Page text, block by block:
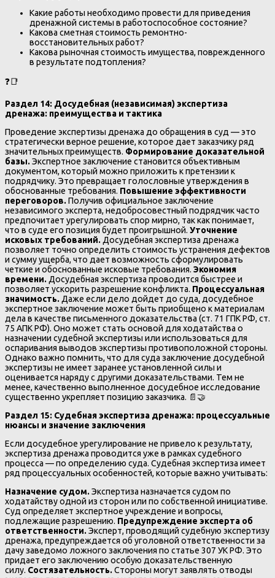
Какие работы необходимо провести для приведения
дренажной системы в работоспособное состояние?
Какова сметная стоимость ремонтно-
восстановительных работ?
Какова рыночная стоимость имущества, поврежденного
в результате подтопления?
❓📑
Раздел 14: Досудебная (независимая) экспертиза
дренажа: преимущества и тактика
Проведение экспертизы дренажа до обращения в суд — это
стратегически верное решение, которое дает заказчику ряд
значительных преимуществ. Формирование доказательной
базы.Экспертное заключение становится объективным
документом, который можно приложить к претензии к
подрядчику. Это превращает голословные утверждения в
обоснованные требования. Повышение эффективности
переговоров.Получив официальное заключение
независимого эксперта, недобросовестный подрядчик часто
предпочитает урегулировать спор мирно, так как понимает,
что в суде его позиция будет проигрышной. Уточнение
исковых требований. Досудебная экспертиза дренажа
позволяет точно определить стоимость устранения дефектов
и сумму ущерба, что дает возможность сформулировать
четкие и обоснованные исковые требования. Экономия
времени. Досудебная экспертиза проводится быстрее и
позволяет ускорить разрешение конфликта. Процессуальная
значимость. Даже если дело дойдет до суда, досудебное
экспертное заключение может быть приобщено к материалам
дела в качестве письменного доказательства (ст. 71 ГПК РФ, ст.
75 АПК РФ). Оно может стать основой для ходатайства о
назначении судебной экспертизы или использоваться для
оспаривания выводов экспертизы противоположной стороны.
Однако важно помнить, что для суда заключение досудебной
экспертизы не имеет заранее установленной силы и
оценивается наряду с другими доказательствами. Тем не
менее, качественно выполненное досудебное исследование
существенно укрепляет позицию заказчика. 📄🤝
Раздел 15: Судебная экспертиза дренажа: процессуальные
нюансы и значение заключения
Если досудебное урегулирование не привело к результату,
экспертиза дренажа проводится уже в рамках судебного
процесса — по определению суда. Судебная экспертиза имеет
ряд процессуальных особенностей, которые важно учитывать:
Назначение судом.Экспертиза назначается судом по
ходатайству одной из сторон или по собственной инициативе.
Суд определяет экспертное учреждение и вопросы,
подлежащие разрешению. Предупреждение эксперта об
ответственности.Эксперт, проводящий судебную экспертизу
дренажа, предупреждается об уголовной ответственности за
дачу заведомо ложного заключения по статье 307 УК РФ. Это
придает его заключению особую доказательственную
силу. Состязательность.Стороны могут заявлять отводы